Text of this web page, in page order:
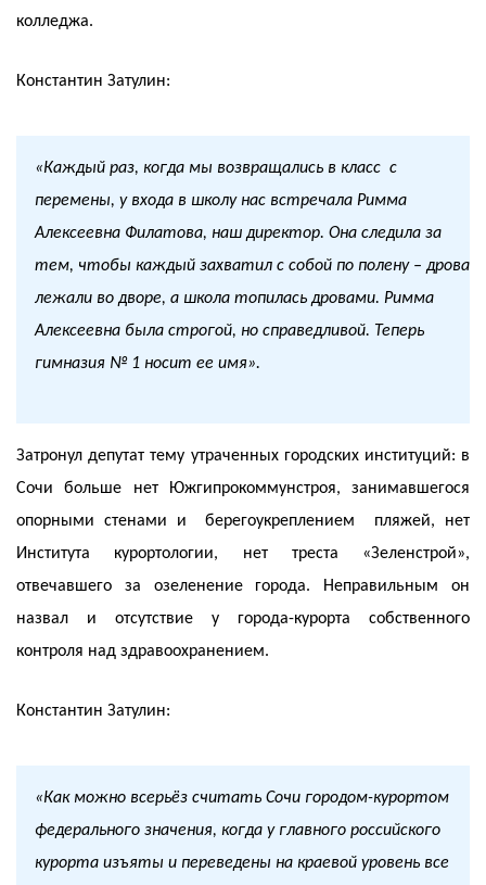
колледжа.
Константин Затулин:
«Каждый раз, когда мы возвращались в класс с
перемены, у входа в школу нас встречала Римма
Алексеевна Филатова, наш директор. Она следила за
тем, чтобы каждый захватил с собой по полену – дрова
лежали во дворе, а школа топилась дровами. Римма
Алексеевна была строгой, но справедливой. Теперь
гимназия № 1 носит ее имя».
Затронул депутат тему утраченных городских институций: в
Сочи больше нет Южгипрокоммунстроя, занимавшегося
опорными стенами и берегоукреплением пляжей, нет
Института курортологии, нет треста «Зеленстрой»,
отвечавшего за озеленение города. Неправильным он
назвал и отсутствие у города-курорта собственного
контроля над здравоохранением.
Константин Затулин:
«Как можно всерьёз считать Сочи городом-курортом
федерального значения, когда у главного российского
курорта изъяты и переведены на краевой уровень все